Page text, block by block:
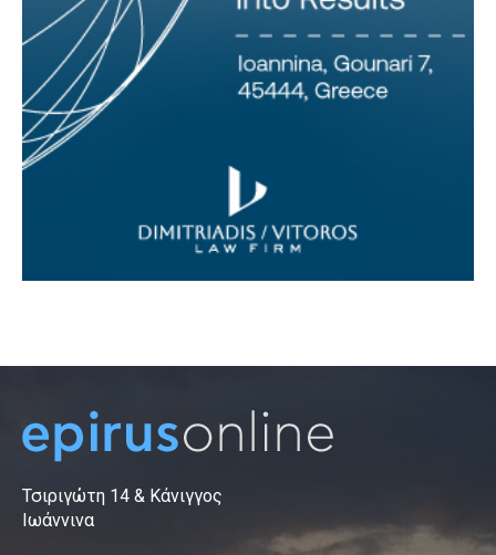
Τσιριγώτη 14 & Κάνιγγος
Ιωάννινα